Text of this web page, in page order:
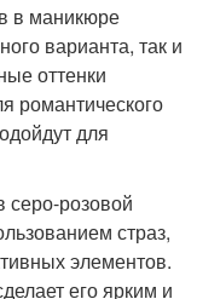
в маникюре
варианта, так и
оттенки
романтического
для
розовой
страз,
элементов.
его ярким и